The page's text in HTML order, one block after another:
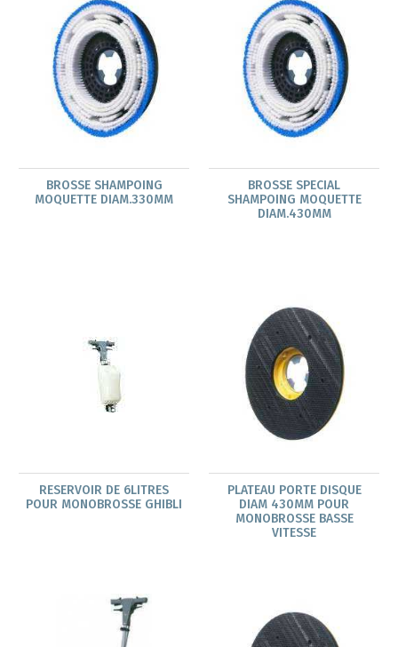
BROSSE SHAMPOING
MOQUETTE DIAM.330MM
BROSSE SPECIAL
SHAMPOING MOQUETTE
DIAM.430MM
RESERVOIR DE 6LITRES
POUR MONOBROSSE GHIBLI
PLATEAU PORTE DISQUE
DIAM 430MM POUR
MONOBROSSE BASSE
VITESSE